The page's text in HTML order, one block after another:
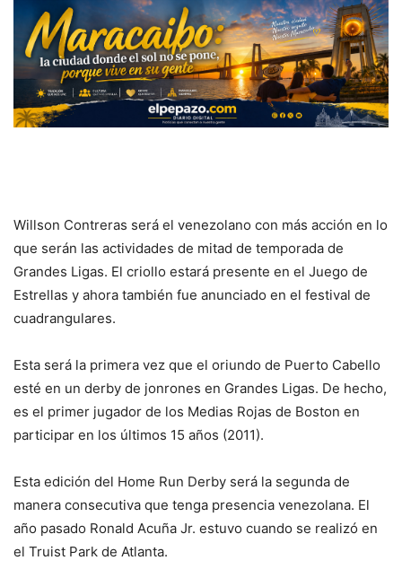
Willson Contreras será el venezolano con más acción en lo
que serán las actividades de mitad de temporada de
Grandes Ligas. El criollo estará presente en el Juego de
Estrellas y ahora también fue anunciado en el festival de
cuadrangulares.
Esta será la primera vez que el oriundo de Puerto Cabello
esté en un derby de jonrones en Grandes Ligas. De hecho,
es el primer jugador de los Medias Rojas de Boston en
participar en los últimos 15 años (2011).
Esta edición del Home Run Derby será la segunda de
manera consecutiva que tenga presencia venezolana. El
año pasado Ronald Acuña Jr. estuvo cuando se realizó en
el Truist Park de Atlanta.